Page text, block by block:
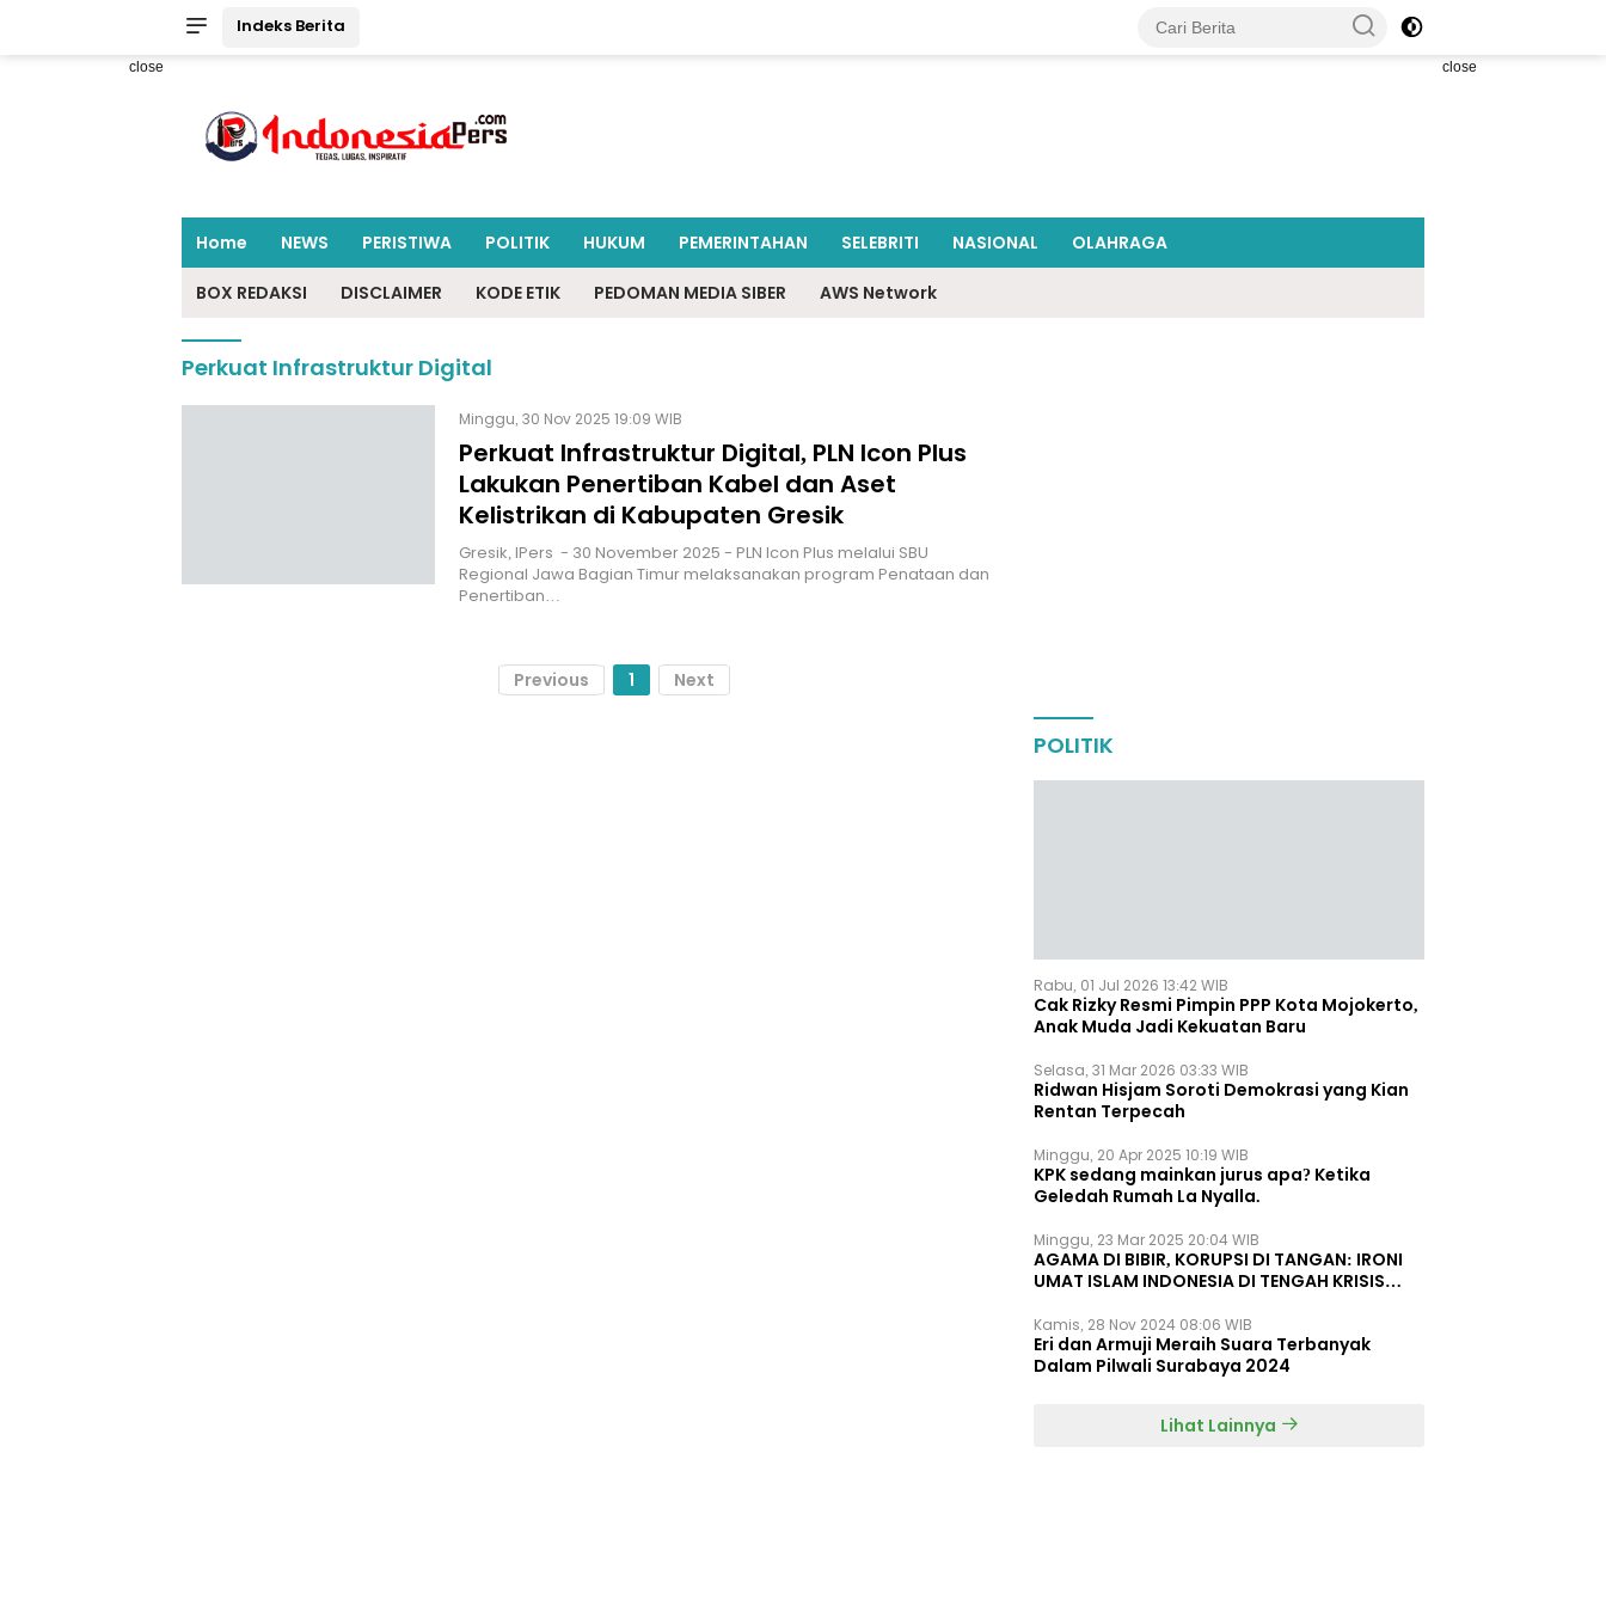
Indeks Berita
close close
Home NEWS PERISTIWA POLITIK HUKUM PEMERINTAHAN SELEBRITI NASIONAL OLAHRAGA
BOX REDAKSI DISCLAIMER KODE ETIK PEDOMAN MEDIA SIBER AWS Network
Perkuat Infrastruktur Digital
Minggu, 30 Nov 2025 19:09 WIB
Perkuat Infrastruktur Digital, PLN Icon Plus
Lakukan Penertiban Kabel dan Aset
Kelistrikan di Kabupaten Gresik
Gresik, IPers - 30 November 2025 - PLN Icon Plus melalui SBU
Regional Jawa Bagian Timur melaksanakan program Penataan dan
Penertiban…
Previous 1 Next
POLITIK
Rabu, 01 Jul 2026 13:42 WIB
Cak Rizky Resmi Pimpin PPP Kota Mojokerto,
Anak Muda Jadi Kekuatan Baru
Selasa, 31 Mar 2026 03:33 WIB
Ridwan Hisjam Soroti Demokrasi yang Kian
Rentan Terpecah
Minggu, 20 Apr 2025 10:19 WIB
KPK sedang mainkan jurus apa? Ketika
Geledah Rumah La Nyalla.
Minggu, 23 Mar 2025 20:04 WIB
AGAMA DI BIBIR, KORUPSI DI TANGAN: IRONI
UMAT ISLAM INDONESIA DI TENGAH KRISIS
Kamis, 28 Nov 2024 08:06 WIB
Eri dan Armuji Meraih Suara Terbanyak
Dalam Pilwali Surabaya 2024
Lihat Lainnya